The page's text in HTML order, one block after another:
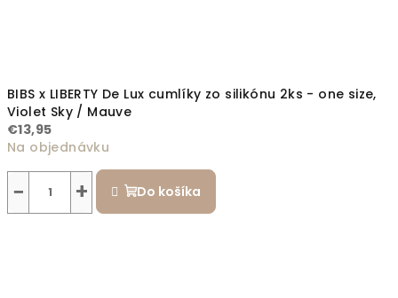
BIBS x LIBERTY De Lux cumlíky zo silikónu 2ks - one size,
Violet Sky / Mauve
€13,95
Na objednávku
+
− Do košíka